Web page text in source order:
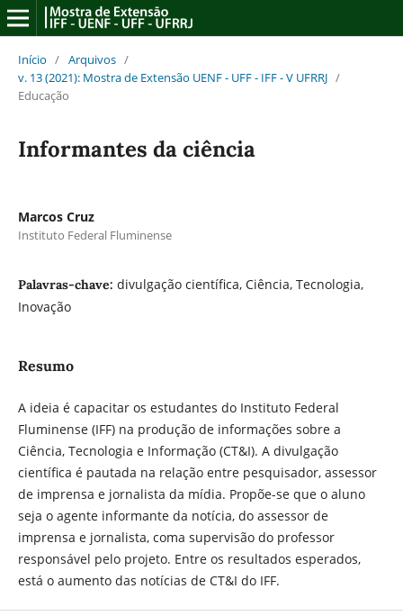
Início / Arquivos /
v. 13 (2021): Mostra de Extensão UENF - UFF - IFF - V UFRRJ /
Educação
Informantes da ciência
Marcos Cruz
Instituto Federal Fluminense
Palavras-chave: divulgação científica, Ciência, Tecnologia,
Inovação
Resumo
A ideia é capacitar os estudantes do Instituto Federal
Fluminense (IFF) na produção de informações sobre a
Ciência, Tecnologia e Informação (CT&I). A divulgação
científica é pautada na relação entre pesquisador, assessor
de imprensa e jornalista da mídia. Propõe-se que o aluno
seja o agente informante da notícia, do assessor de
imprensa e jornalista, coma supervisão do professor
responsável pelo projeto. Entre os resultados esperados,
está o aumento das notícias de CT&I do IFF.